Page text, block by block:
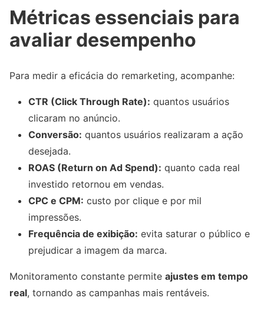
Métricas essenciais para
avaliar desempenho
Para medir a eficácia do remarketing, acompanhe:
CTR (Click Through Rate): quantos usuários
clicaram no anúncio.
Conversão: quantos usuários realizaram a ação
desejada.
ROAS (Return on Ad Spend): quanto cada real
investido retornou em vendas.
CPC e CPM: custo por clique e por mil
impressões.
Frequência de exibição: evita saturar o público e
prejudicar a imagem da marca.
Monitoramento constante permite ajustes em tempo
real, tornando as campanhas mais rentáveis.